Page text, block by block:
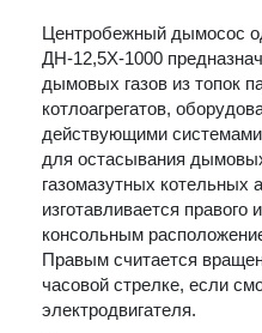
Центробежный дымосос
ДН-12,5Х-1000
дымовых газов из топок
котлоагрегатов,
действующими
для остасывания
газомазутных котельных
изготавливается правого
консольным
Правым считается
часовой стрелке, если
электродвигателя.